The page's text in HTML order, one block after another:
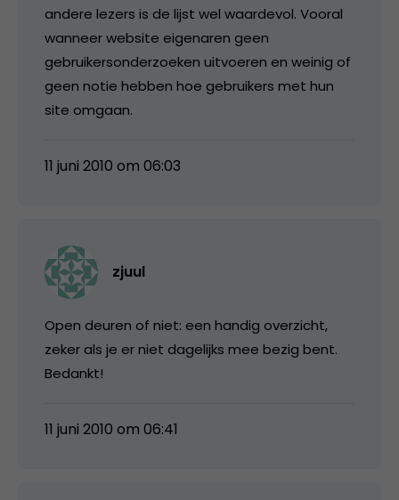
andere lezers is de lijst wel waardevol. Vooral
wanneer website eigenaren geen
gebruikersonderzoeken uitvoeren en weinig of
geen notie hebben hoe gebruikers met hun
site omgaan.
11 juni 2010 om 06:03
zjuul
Open deuren of niet: een handig overzicht,
zeker als je er niet dagelijks mee bezig bent.
Bedankt!
11 juni 2010 om 06:41